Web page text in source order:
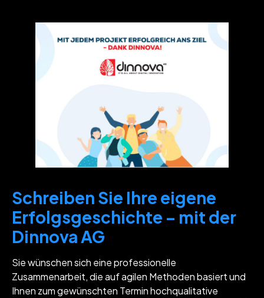
Schreiben Sie Ihre eigene
Erfolgsgeschichte – mit der
Dinnova AG
Sie wünschen sich eine professionelle
Zusammenarbeit, die auf agilen Methoden basiert und
Ihnen zum gewünschten Termin hochqualitative